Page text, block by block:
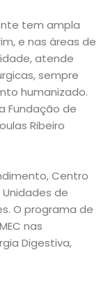
tem ampla
e nas áreas de
atende
sempre
humanizado.
Fundação de
Ribeiro
Centro
Unidades de
O programa de
nas
Digestiva,